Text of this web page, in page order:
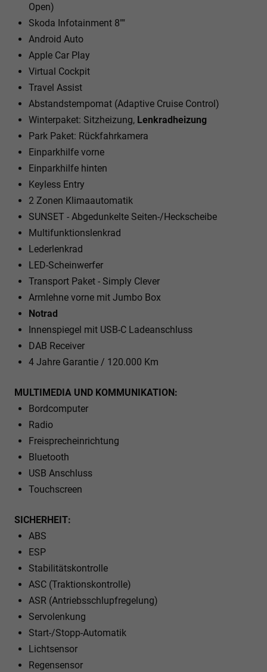
Open)
Skoda Infotainment 8""
Android Auto
Apple Car Play
Virtual Cockpit
Travel Assist
Abstandstempomat (Adaptive Cruise Control)
Winterpaket: Sitzheizung, Lenkradheizung
Park Paket: Rückfahrkamera
Einparkhilfe vorne
Einparkhilfe hinten
Keyless Entry
2 Zonen Klimaautomatik
SUNSET - Abgedunkelte Seiten-/Heckscheibe
Multifunktionslenkrad
Lederlenkrad
LED-Scheinwerfer
Transport Paket - Simply Clever
Armlehne vorne mit Jumbo Box
Notrad
Innenspiegel mit USB-C Ladeanschluss
DAB Receiver
4 Jahre Garantie / 120.000 Km
MULTIMEDIA UND KOMMUNIKATION:
Bordcomputer
Radio
Freisprecheinrichtung
Bluetooth
USB Anschluss
Touchscreen
SICHERHEIT:
ABS
ESP
Stabilitätskontrolle
ASC (Traktionskontrolle)
ASR (Antriebsschlupfregelung)
Servolenkung
Start-/Stopp-Automatik
Lichtsensor
Regensensor